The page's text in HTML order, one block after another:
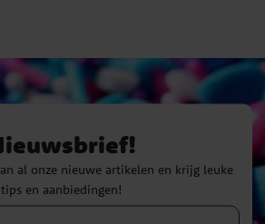
al onze nieuwe artikelen en krijg leuke
tips en aanbiedingen!